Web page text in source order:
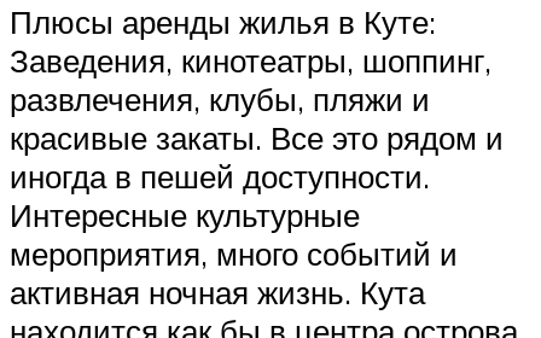
Плюсы аренды жилья в Куте:
Заведения, кинотеатры, шоппинг,
развлечения, клубы, пляжи и
красивые закаты. Все это рядом и
иногда в пешей доступности.
Интересные культурные
мероприятия, много событий и
активная ночная жизнь. Кута